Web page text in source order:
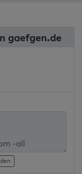
gaefgen.de